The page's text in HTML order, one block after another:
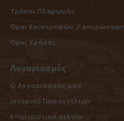
Τρόποι Πληρωμής
Όροι Επιστροφών / Ακυρώσεων
Όροι Χρήσης
Λογαριασμός
O Λογαριασμός μου
Ιστορικό Παραγγελιών
Ενημερωτικά Δελτία